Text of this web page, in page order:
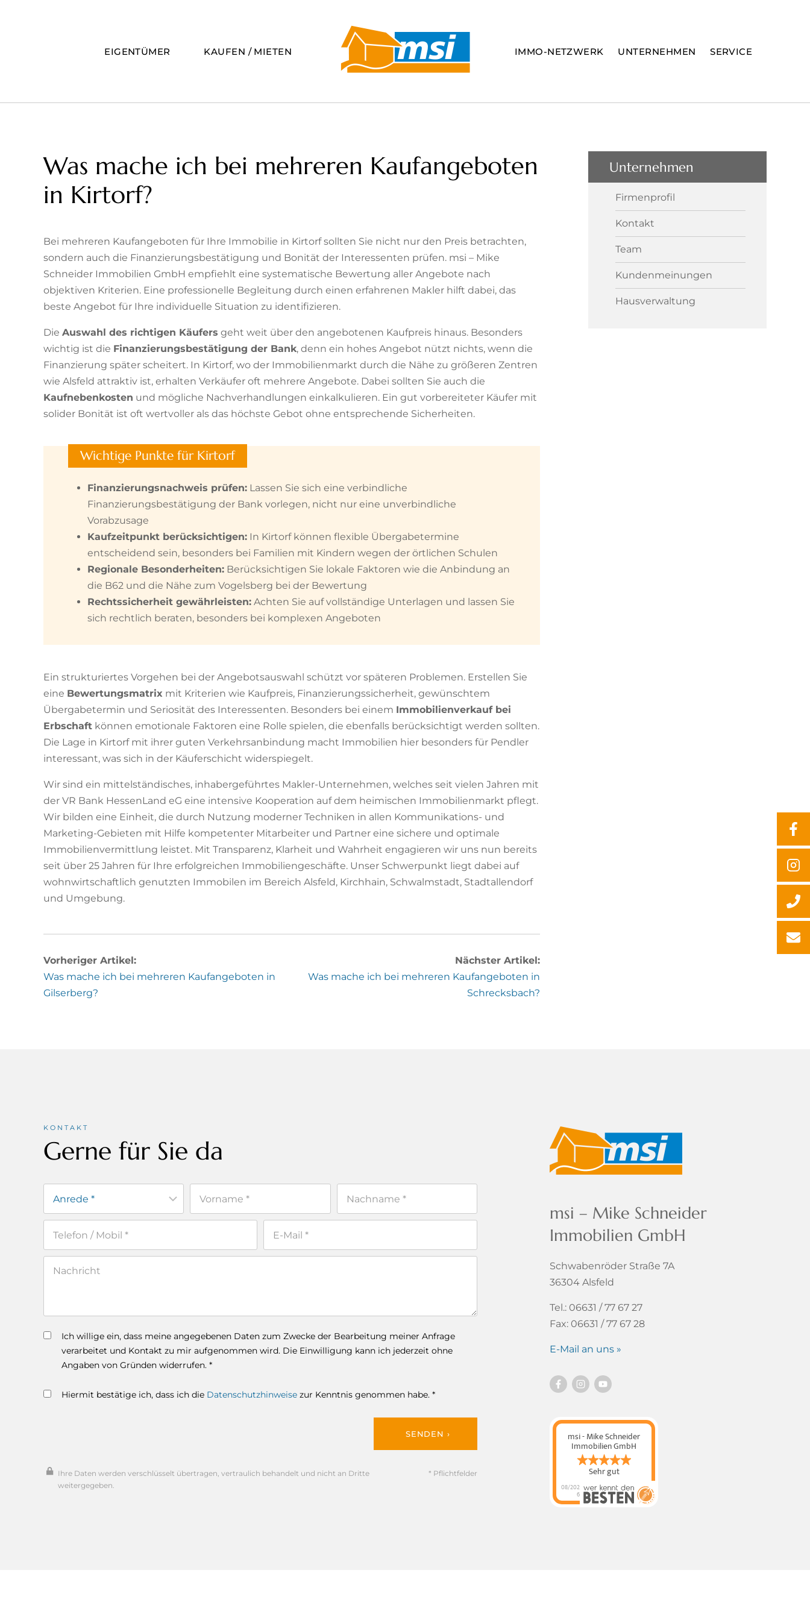
EIGENTÜMER
KAUFEN / MIETEN IMMO-NETZWERK UNTERNEHMEN SERVICE
Was mache ich bei mehreren Kaufangeboten
in Kirtorf?
Bei mehreren Kaufangeboten für Ihre Immobilie in Kirtorf sollten Sie nicht nur den Preis betrachten,
sondern auch die Finanzierungsbestätigung und Bonität der Interessenten prüfen. msi – Mike
Schneider Immobilien GmbH empfiehlt eine systematische Bewertung aller Angebote nach
objektiven Kriterien. Eine professionelle Begleitung durch einen erfahrenen Makler hilft dabei, das
beste Angebot für Ihre individuelle Situation zu identifizieren.
Die Auswahl des richtigen Käufers geht weit über den angebotenen Kaufpreis hinaus. Besonders
wichtig ist die Finanzierungsbestätigung der Bank, denn ein hohes Angebot nützt nichts, wenn die
Finanzierung später scheitert. In Kirtorf, wo der Immobilienmarkt durch die Nähe zu größeren Zentren
wie Alsfeld attraktiv ist, erhalten Verkäufer oft mehrere Angebote. Dabei sollten Sie auch die
Kaufnebenkosten und mögliche Nachverhandlungen einkalkulieren. Ein gut vorbereiteter Käufer mit
solider Bonität ist oft wertvoller als das höchste Gebot ohne entsprechende Sicherheiten.
Wichtige Punkte für Kirtorf
Finanzierungsnachweis prüfen: Lassen Sie sich eine verbindliche
Finanzierungsbestätigung der Bank vorlegen, nicht nur eine unverbindliche
Vorabzusage
Kaufzeitpunkt berücksichtigen: In Kirtorf können flexible Übergabetermine
entscheidend sein, besonders bei Familien mit Kindern wegen der örtlichen Schulen
Regionale Besonderheiten: Berücksichtigen Sie lokale Faktoren wie die Anbindung an
die B62 und die Nähe zum Vogelsberg bei der Bewertung
Rechtssicherheit gewährleisten: Achten Sie auf vollständige Unterlagen und lassen Sie
sich rechtlich beraten, besonders bei komplexen Angeboten
Ein strukturiertes Vorgehen bei der Angebotsauswahl schützt vor späteren Problemen. Erstellen Sie
eine Bewertungsmatrix mit Kriterien wie Kaufpreis, Finanzierungssicherheit, gewünschtem
Übergabetermin und Seriosität des Interessenten. Besonders bei einem Immobilienverkauf bei
Erbschaft können emotionale Faktoren eine Rolle spielen, die ebenfalls berücksichtigt werden sollten.
Die Lage in Kirtorf mit ihrer guten Verkehrsanbindung macht Immobilien hier besonders für Pendler
interessant, was sich in der Käuferschicht widerspiegelt.
Wir sind ein mittelständisches, inhabergeführtes Makler-Unternehmen, welches seit vielen Jahren mit
der VR Bank HessenLand eG eine intensive Kooperation auf dem heimischen Immobilienmarkt pflegt.
Wir bilden eine Einheit, die durch Nutzung moderner Techniken in allen Kommunikations- und
Marketing-Gebieten mit Hilfe kompetenter Mitarbeiter und Partner eine sichere und optimale
Immobilienvermittlung leistet. Mit Transparenz, Klarheit und Wahrheit engagieren wir uns nun bereits
seit über 25 Jahren für Ihre erfolgreichen Immobiliengeschäfte. Unser Schwerpunkt liegt dabei auf
wohnwirtschaftlich genutzten Immobilen im Bereich Alsfeld, Kirchhain, Schwalmstadt, Stadtallendorf
und Umgebung.
Vorheriger Artikel:
Was mache ich bei mehreren Kaufangeboten in
Gilserberg?
Nächster Artikel:
Was mache ich bei mehreren Kaufangeboten in
Schrecksbach?
Unternehmen
Firmenprofil
Kontakt
Team
Kundenmeinungen
Hausverwaltung
KONTAKT
Gerne für Sie da
Ich willige ein, dass meine angegebenen Daten zum Zwecke der Bearbeitung meiner Anfrage
verarbeitet und Kontakt zu mir aufgenommen wird. Die Einwilligung kann ich jederzeit ohne
Angaben von Gründen widerrufen. *
Hiermit bestätige ich, dass ich die Datenschutzhinweise zur Kenntnis genommen habe. *
SENDEN ›
Ihre Daten werden verschlüsselt übertragen, vertraulich behandelt und nicht an Dritte
weitergegeben.
* Pflichtfelder
msi – Mike Schneider
Immobilien GmbH
Schwabenröder Straße 7A
36304 Alsfeld
Tel.: 06631 / 77 67 27
Fax: 06631 / 77 67 28
E-Mail an uns »
msi - Mike Schneider
Immobilien GmbH
Sehr gut
08/202
6 msi - Mike Schneider
Immobilien GmbH hat